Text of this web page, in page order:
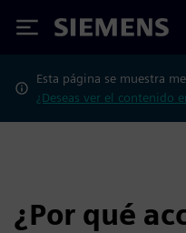
Siemens
Esta página se muestra
¿Deseas ver el contenido
¿Por qué